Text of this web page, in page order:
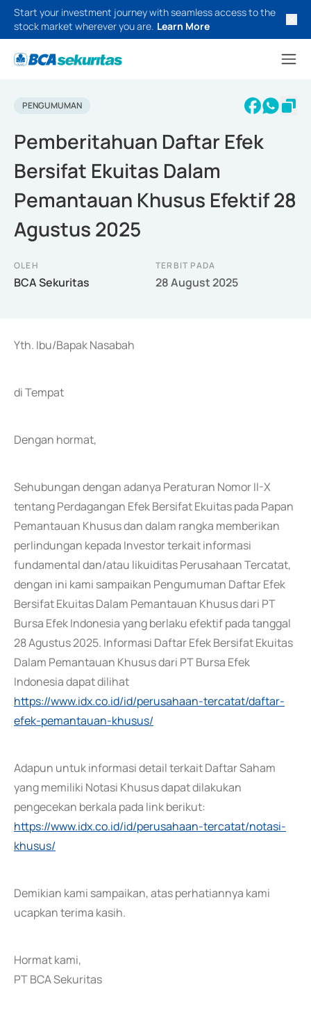
Start your investment journey with seamless access to the
stock market wherever you are. Learn More
PENGUMUMAN
Pemberitahuan Daftar Efek
Bersifat Ekuitas Dalam
Pemantauan Khusus Efektif 28
Agustus 2025
OLEH
BCA Sekuritas
TERBIT PADA
28 August 2025
Yth. Ibu/Bapak Nasabah
di Tempat
Dengan hormat,
Sehubungan dengan adanya Peraturan Nomor II-X
tentang Perdagangan Efek Bersifat Ekuitas pada Papan
Pemantauan Khusus dan dalam rangka memberikan
perlindungan kepada Investor terkait informasi
fundamental dan/atau likuiditas Perusahaan Tercatat,
dengan ini kami sampaikan Pengumuman Daftar Efek
Bersifat Ekuitas Dalam Pemantauan Khusus dari PT
Bursa Efek Indonesia yang berlaku efektif pada tanggal
28 Agustus 2025. Informasi Daftar Efek Bersifat Ekuitas
Dalam Pemantauan Khusus dari PT Bursa Efek
Indonesia dapat dilihat
https://www.idx.co.id/id/perusahaan-tercatat/daftar-
efek-pemantauan-khusus/
Adapun untuk informasi detail terkait Daftar Saham
yang memiliki Notasi Khusus dapat dilakukan
pengecekan berkala pada link berikut:
https://www.idx.co.id/id/perusahaan-tercatat/notasi-
khusus/
Demikian kami sampaikan, atas perhatiannya kami
ucapkan terima kasih.
Hormat kami,
PT BCA Sekuritas